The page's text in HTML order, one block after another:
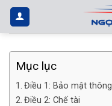
Bỏ
qua
nội
dung
Mục lục
Điều 1: Bảo mật
Điều 2: Chế tài